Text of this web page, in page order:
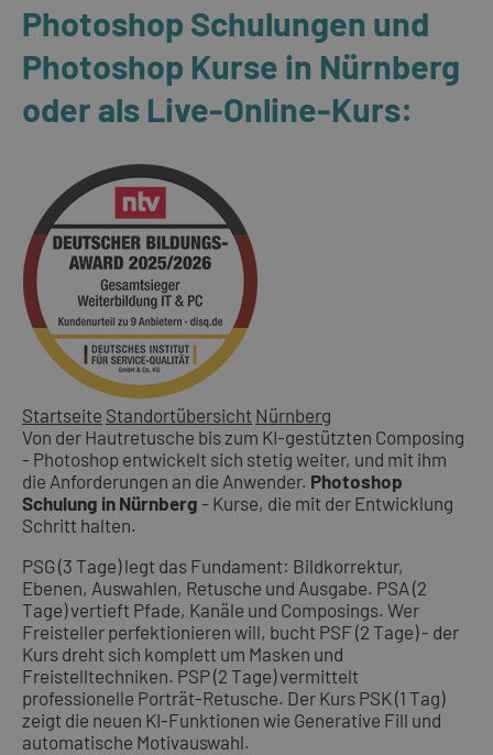
Photoshop Schulungen und
Photoshop Kurse in Nürnberg
oder als Live-Online-Kurs:
Startseite Standortübersicht Nürnberg
Von der Hautretusche bis zum KI-gestützten Composing
- Photoshop entwickelt sich stetig weiter, und mit ihm
die Anforderungen an die Anwender. Photoshop
Schulung in Nürnberg - Kurse, die mit der Entwicklung
Schritt halten.
PSG (3 Tage) legt das Fundament: Bildkorrektur,
Ebenen, Auswahlen, Retusche und Ausgabe. PSA (2
Tage) vertieft Pfade, Kanäle und Composings. Wer
Freisteller perfektionieren will, bucht PSF (2 Tage) - der
Kurs dreht sich komplett um Masken und
Freistelltechniken. PSP (2 Tage) vermittelt
professionelle Porträt-Retusche. Der Kurs PSK (1 Tag)
zeigt die neuen KI-Funktionen wie Generative Fill und
automatische Motivauswahl.